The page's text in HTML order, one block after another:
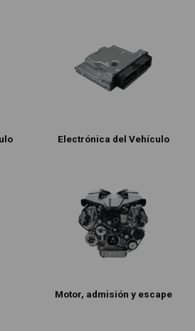
Electrónica del Vehículo
Motor, admisión y escape